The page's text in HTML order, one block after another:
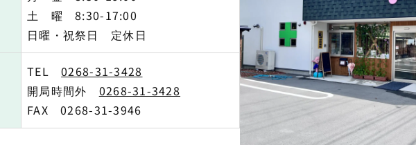
土 曜 8:30-17:00
日曜・祝祭日 定休日
TEL0268-31-3428
開局時間外 0268-31-3428
FAX 0268-31-3946